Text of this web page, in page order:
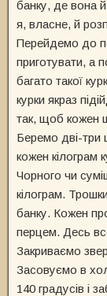
банку, де вона
я, власне, й
Перейдемо до
приготувати, а
багато такої
курки якраз
так, щоб кожен
Беремо дві-три
кожен кілограм
Чорного чи
кілограм.
банку. Кожен
перцем. Десь
Закриваємо
Засовуємо в
140 градусів і